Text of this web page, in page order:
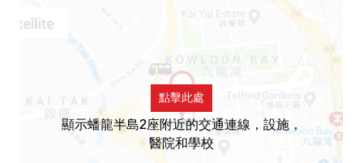
點擊此處
顯示蟠龍半島2座附近的交通連線，設施，
醫院和學校